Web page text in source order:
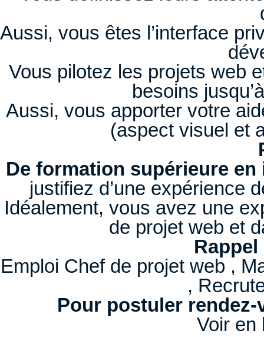
Aussi, vous êtes l’interface
Vous pilotez les projets web
besoins
Aussi, vous apporter votre
(aspect visuel et
De formation supérieure
justifiez d’une expérience
Idéalement, vous avez une
de projet web et
Emploi Chef de projet web ,
,
Pour postuler rendez-
Voir